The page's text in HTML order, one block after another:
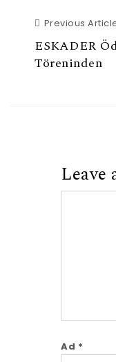
Previous
ESKADER
Töreninden
Leave
Ad *